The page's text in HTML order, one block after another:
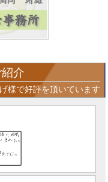
介
様で好評を頂いています